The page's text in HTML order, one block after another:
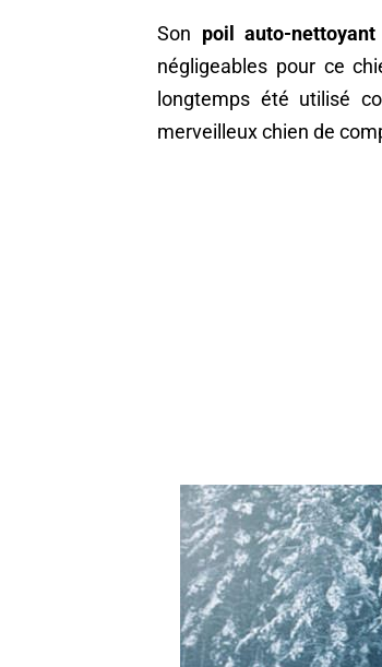
Son poil auto-nettoyant
négligeables pour ce
longtemps été utilisé
merveilleux chien de